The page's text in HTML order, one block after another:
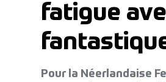
fatigue
Pour la Néerlandaise